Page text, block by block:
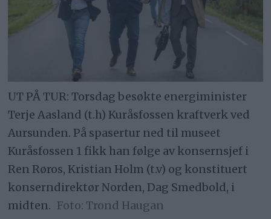
UT PÅ TUR: Torsdag besøkte energiminister
Terje Aasland (t.h) Kuråsfossen kraftverk ved
Aursunden. På spasertur ned til museet
Kuråsfossen 1 fikk han følge av konsernsjef i
Ren Røros, Kristian Holm (t.v) og konstituert
konserndirektør Norden, Dag Smedbold, i
midten.
Trond Haugan